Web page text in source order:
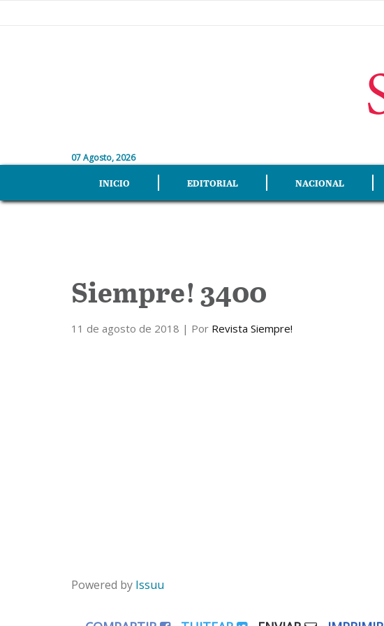
07 Agosto, 2026
INICIO EDITORIAL NACIONAL
Siempre! 3400
11 de agosto de 2018 | Por Revista Siempre!
Powered by Issuu